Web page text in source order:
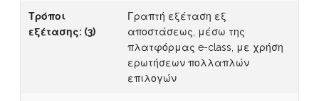
Τρόποι
εξέτασης: (3)
Γραπτή εξέταση εξ
αποστάσεως, μέσω της
πλατφόρμας e-class, με χρήση
ερωτήσεων πολλαπλών
επιλογών